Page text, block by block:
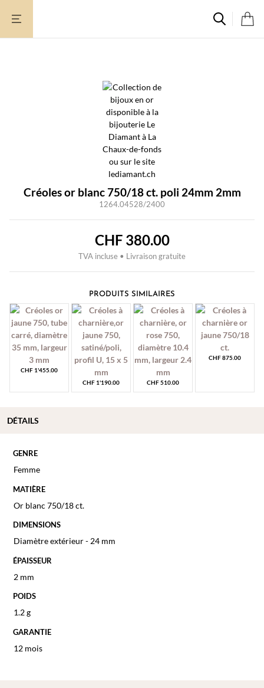
Créoles or blanc 750/18 ct. poli 24mm 2mm
1264.04528/2400
CHF380.00
TVA incluse • Livraison gratuite
PRODUITS SIMILAIRES
CHF 1'455.00
CHF 1'190.00 CHF510.00
CHF875.00
GENRE
Femme
MATIÈRE
Or blanc 750/18 ct.
DIMENSIONS
Diamètre extérieur - 24 mm
ÉPAISSEUR
2 mm
POIDS
1.2 g
GARANTIE
12 mois
DÉTAILS